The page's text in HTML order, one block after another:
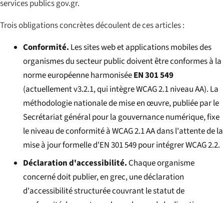
services publics gov.gr.
Trois obligations concrètes découlent de ces articles :
Conformité. Les sites web et applications mobiles des
organismes du secteur public doivent être conformes à la
norme européenne harmoniséeEN 301 549
(actuellement v3.2.1, qui intègre WCAG 2.1 niveau AA). La
méthodologie nationale de mise en œuvre, publiée par le
Secrétariat général pour la gouvernance numérique, fixe
le niveau de conformité à WCAG 2.1 AA dans l'attente de la
mise à jour formelle d'EN 301 549 pour intégrer WCAG 2.2.
Déclaration d'accessibilité.Chaque organisme
concerné doit publier, en grec, une déclaration
d'accessibilité structurée couvrant le statut de